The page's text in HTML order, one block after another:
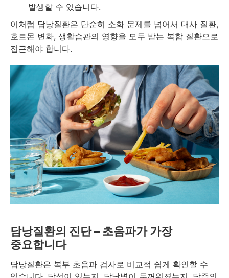
발생할 수 있습니다.
이처럼 담낭질환은 단순히 소화 문제를 넘어서 대사 질환,
호르몬 변화, 생활습관의 영향을 모두 받는 복합 질환으로
접근해야 합니다.
담낭질환의 진단 – 초음파가 가장
중요합니다
담낭질환은 복부 초음파 검사로 비교적 쉽게 확인할 수